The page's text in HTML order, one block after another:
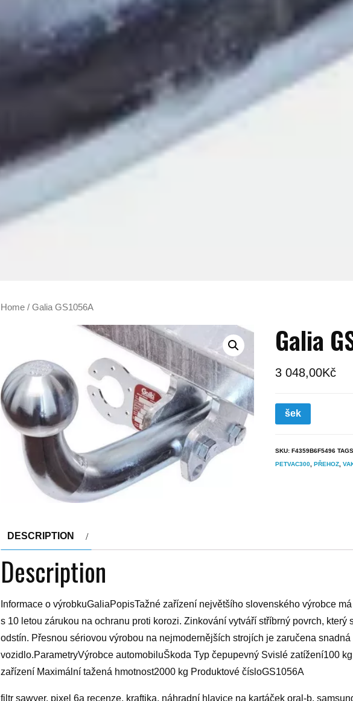
Home / Galia GS1056A
Galia
3 048,00Kč
šek
SKU: F4359B6F5496
PETVAC300, PŘEHOZ,
DESCRIPTION
Description
Informace o výrobkuGaliaPopisTažné zařízení největšího slovenského výrobce
s 10 letou zárukou na ochranu proti korozi. Zinkování vytváří stříbrný povrch,
odstín. Přesnou sériovou výrobou na nejmodernějších strojích je zaručena snadná
vozidlo.ParametryVýrobce automobiluŠkoda Typ čepupevný Svislé zatížení100
zařízení Maximální tažená hmotnost2000 kg Produktové čísloGS1056A
filtr sawyer, pixel 6a recenze, kraftika, náhradní hlavice na kartáček oral-b,